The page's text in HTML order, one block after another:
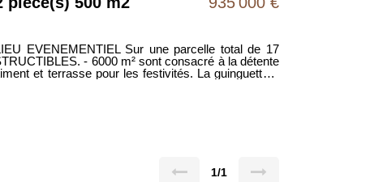
EVENEMENTIEL Sur une parcelle total de 17
- 6000 m² sont consacré à la détente
1/1